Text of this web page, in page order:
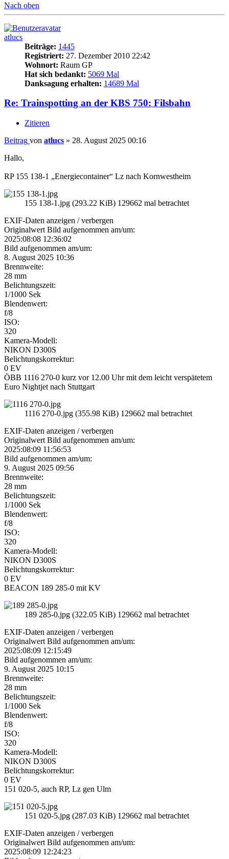
Nach oben
atlucs
Beiträge: 1445
Registriert: 27. Dezember 2010 22:42
Wohnort: Raum GP
Hat sich bedankt: 5069 Mal
Danksagung erhalten: 14689 Mal
Re: Trainspotting an der KBS 750: Filsbahn
Zitieren
Beitrag von atlucs » 28. August 2025 00:16
Hallo,
RP 155 138-1 „Energiecontainer“ Lz nach Kornwestheim
155 138-1.jpg (293.22 KiB) 129662 mal betrachtet
EXIF-Daten anzeigen / verbergen
Originalwert Bild aufgenommen am/um:
2025:08:08 12:36:02
Bild aufgenommen am/um:
8. August 2025 10:36
Brennweite:
28 mm
Belichtungszeit:
1/1000 Sek
Blendenwert:
f/8
ISO:
320
Kamera-Modell:
NIKON D300S
Belichtungskorrektur:
0 EV
ÖBB 1116 270-0 kurz vor 12.00 Uhr mit dem leicht verspätetem
Euro Nightjet nach Stuttgart
1116 270-0.jpg (355.98 KiB) 129662 mal betrachtet
EXIF-Daten anzeigen / verbergen
Originalwert Bild aufgenommen am/um:
2025:08:09 11:56:53
Bild aufgenommen am/um:
9. August 2025 09:56
Brennweite:
28 mm
Belichtungszeit:
1/1000 Sek
Blendenwert:
f/8
ISO:
320
Kamera-Modell:
NIKON D300S
Belichtungskorrektur:
0 EV
BEACON 189 285-0 mit KV
189 285-0.jpg (322.05 KiB) 129662 mal betrachtet
EXIF-Daten anzeigen / verbergen
Originalwert Bild aufgenommen am/um:
2025:08:09 12:15:49
Bild aufgenommen am/um:
9. August 2025 10:15
Brennweite:
28 mm
Belichtungszeit:
1/1000 Sek
Blendenwert:
f/8
ISO:
320
Kamera-Modell:
NIKON D300S
Belichtungskorrektur:
0 EV
151 020-5, auch RP, Lz gen Ulm
151 020-5.jpg (287.03 KiB) 129662 mal betrachtet
EXIF-Daten anzeigen / verbergen
Originalwert Bild aufgenommen am/um:
2025:08:09 12:24:23